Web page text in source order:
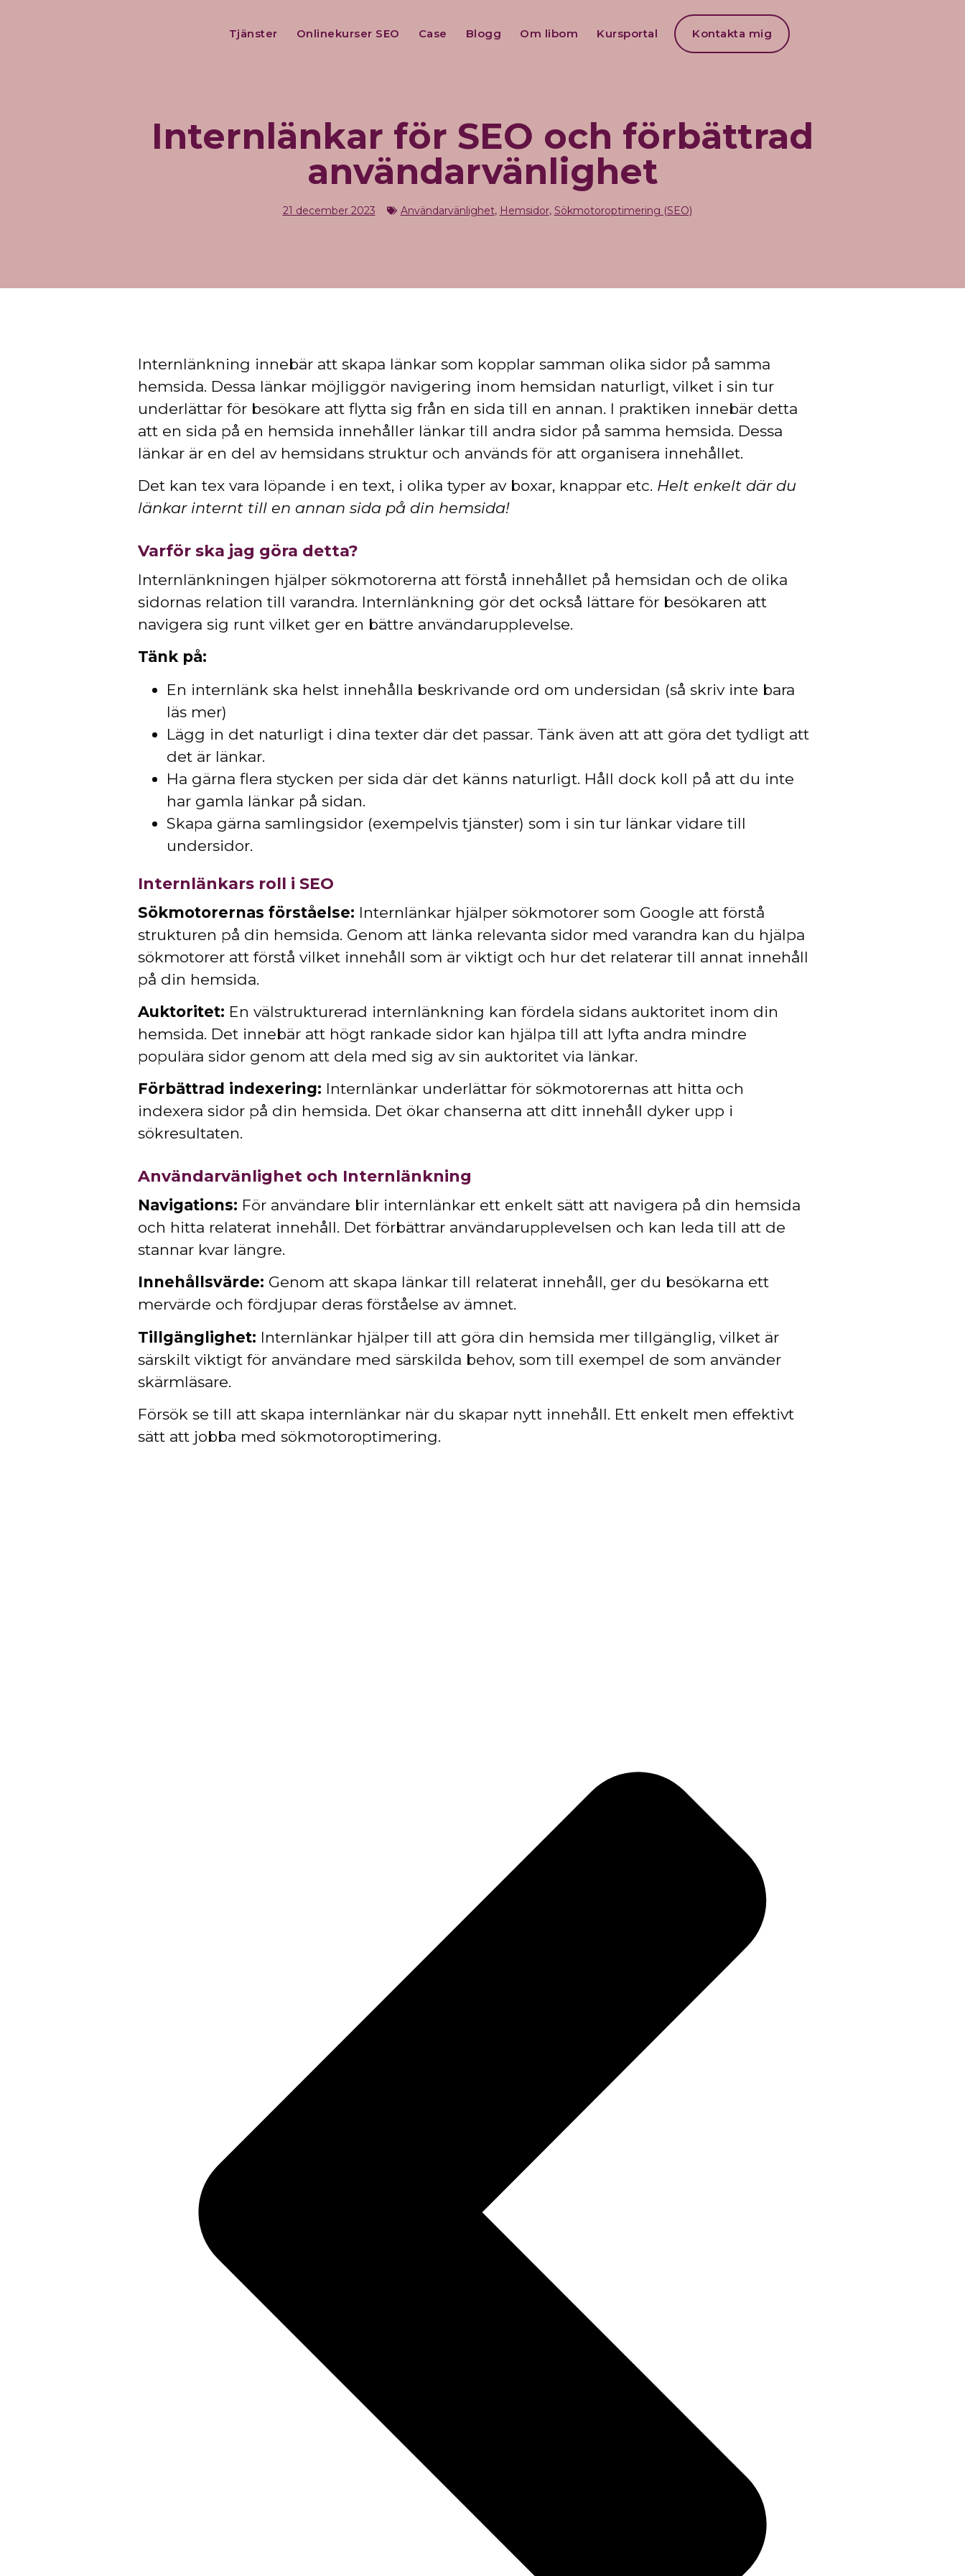
Tjänster Onlinekurser SEO Case Blogg Om libom Kursportal Kontakta mig
Internlänkar för SEO och förbättrad
användarvänlighet
21 december 2023 Användarvänlighet, Hemsidor, Sökmotoroptimering (SEO)
Internlänkning innebär att skapa länkar som kopplar samman olika sidor på samma
hemsida. Dessa länkar möjliggör navigering inom hemsidan naturligt, vilket i sin tur
underlättar för besökare att flytta sig från en sida till en annan. I praktiken innebär detta
att en sida på en hemsida innehåller länkar till andra sidor på samma hemsida. Dessa
länkar är en del av hemsidans struktur och används för att organisera innehållet.
Det kan tex vara löpande i en text, i olika typer av boxar, knappar etc. Helt enkelt där du
länkar internt till en annan sida på din hemsida!
Varför ska jag göra detta?
Internlänkningen hjälper sökmotorerna att förstå innehållet på hemsidan och de olika
sidornas relation till varandra. Internlänkning gör det också lättare för besökaren att
navigera sig runt vilket ger en bättre användarupplevelse.
Tänk på:
En internlänk ska helst innehålla beskrivande ord om undersidan (så skriv inte bara
läs mer)
Lägg in det naturligt i dina texter där det passar. Tänk även att att göra det tydligt att
det är länkar.
Ha gärna flera stycken per sida där det känns naturligt. Håll dock koll på att du inte
har gamla länkar på sidan.
Skapa gärna samlingsidor (exempelvis tjänster) som i sin tur länkar vidare till
undersidor.
Internlänkars roll i SEO
Sökmotorernas förståelse: Internlänkar hjälper sökmotorer som Google att förstå
strukturen på din hemsida. Genom att länka relevanta sidor med varandra kan du hjälpa
sökmotorer att förstå vilket innehåll som är viktigt och hur det relaterar till annat innehåll
på din hemsida.
Auktoritet: En välstrukturerad internlänkning kan fördela sidans auktoritet inom din
hemsida. Det innebär att högt rankade sidor kan hjälpa till att lyfta andra mindre
populära sidor genom att dela med sig av sin auktoritet via länkar.
Förbättrad indexering: Internlänkar underlättar för sökmotorernas att hitta och
indexera sidor på din hemsida. Det ökar chanserna att ditt innehåll dyker upp i
sökresultaten.
Användarvänlighet och Internlänkning
Navigations: För användare blir internlänkar ett enkelt sätt att navigera på din hemsida
och hitta relaterat innehåll. Det förbättrar användarupplevelsen och kan leda till att de
stannar kvar längre.
Innehållsvärde: Genom att skapa länkar till relaterat innehåll, ger du besökarna ett
mervärde och fördjupar deras förståelse av ämnet.
Tillgänglighet: Internlänkar hjälper till att göra din hemsida mer tillgänglig, vilket är
särskilt viktigt för användare med särskilda behov, som till exempel de som använder
skärmläsare.
Försök se till att skapa internlänkar när du skapar nytt innehåll. Ett enkelt men effektivt
sätt att jobba med sökmotoroptimering.